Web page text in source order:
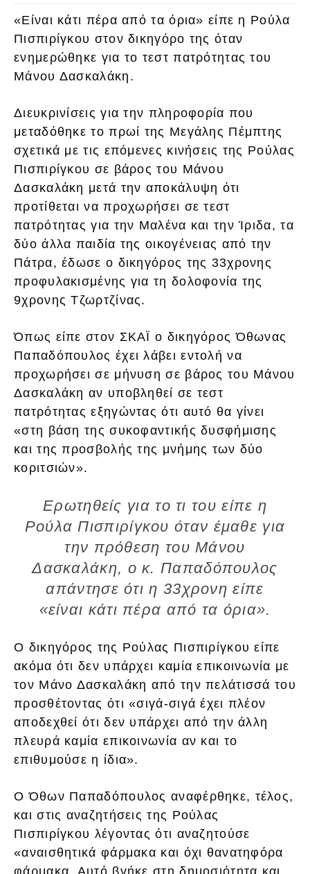
«Είναι κάτι πέρα από τα όρια» είπε η Ρούλα
Πισπιρίγκου στον δικηγόρο της όταν
ενημερώθηκε για το τεστ πατρότητας του
Μάνου Δασκαλάκη.
Διευκρινίσεις για την πληροφορία που
μεταδόθηκε το πρωί της Μεγάλης Πέμπτης
σχετικά με τις επόμενες κινήσεις της Ρούλας
Πισπιρίγκου σε βάρος του Μάνου
Δασκαλάκη μετά την αποκάλυψη ότι
προτίθεται να προχωρήσει σε τεστ
πατρότητας για την Μαλένα και την Ίριδα, τα
δύο άλλα παιδία της οικογένειας από την
Πάτρα, έδωσε ο δικηγόρος της 33χρονης
προφυλακισμένης για τη δολοφονία της
9χρονης Τζωρτζίνας.
Όπως είπε στον ΣΚΑΪ ο δικηγόρος Όθωνας
Παπαδόπουλος έχει λάβει εντολή να
προχωρήσει σε μήνυση σε βάρος του Μάνου
Δασκαλάκη αν υποβληθεί σε τεστ
πατρότητας εξηγώντας ότι αυτό θα γίνει
«στη βάση της συκοφαντικής δυσφήμισης
και της προσβολής της μνήμης των δύο
κοριτσιών».
Ερωτηθείς για το τι του είπε η
Ρούλα Πισπιρίγκου όταν έμαθε για
την πρόθεση του Μάνου
Δασκαλάκη, ο κ. Παπαδόπουλος
απάντησε ότι η 33χρονη είπε
«είναι κάτι πέρα από τα όρια».
Ο δικηγόρος της Ρούλας Πισπιρίγκου είπε
ακόμα ότι δεν υπάρχει καμία επικοινωνία με
τον Μάνο Δασκαλάκη από την πελάτισσά του
προσθέτοντας ότι «σιγά-σιγά έχει πλέον
αποδεχθεί ότι δεν υπάρχει από την άλλη
πλευρά καμία επικοινωνία αν και το
επιθυμούσε η ίδια».
Ο Όθων Παπαδόπουλος αναφέρθηκε, τέλος,
και στις αναζητήσεις της Ρούλας
Πισπιρίγκου λέγοντας ότι αναζητούσε
«αναισθητικά φάρμακα και όχι θανατηφόρα